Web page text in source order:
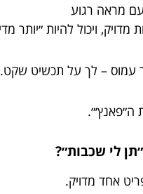
עם מראה רגוע
מדויק, ויכול להיות ״יותר
עמוס – לך על תכשיט שקט.
ה״פאנץ׳״.
אחד מדויק.